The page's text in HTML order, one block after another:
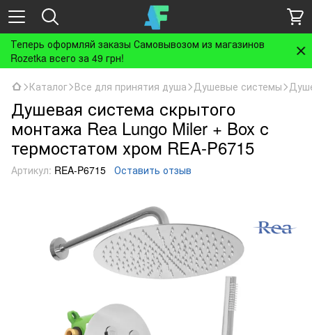
Теперь оформляй заказы Самовывозом из магазинов
Rozetka всего за 49 грн!
Каталог Все для принятия душа Душевые системы
Душевая система скрытого
монтажа Rea Lungo Miler + Box с
термостатом хром REA-P6715
Артикул: REA-P6715 Оставить отзыв